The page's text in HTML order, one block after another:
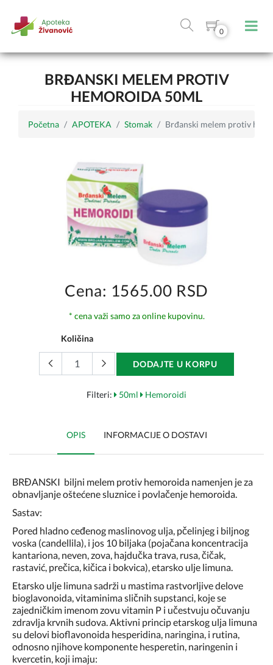
0
BRĐANSKI MELEM PROTIV
HEMOROIDA 50ML
Početna APOTEKA Stomak Brđanski melem protiv
Cena: 1565.00 RSD
* cena važi samo za online kupovinu.
Količina
DODAJTE U KORPU
Filteri: 50ml Hemoroidi
OPIS INFORMACIJE O DOSTAVI
BRĐANSKI biljni melem protiv hemoroida namenjen je za
obnavljanje oštećene sluznice i povlačenje hemoroida.
Sastav:
Pored hladno ceđenog maslinovog ulja, pčelinjeg i biljnog
voska (candellila), i jos 10 biljaka (pojačana koncentracija
kantariona, neven, zova, hajdučka trava, rusa, čičak,
rastavić, prečica, kičica i bokvica), etarsko ulje limuna.
Etarsko ulje limuna sadrži u mastima rastvorljive delove
bioglavonoida, vitaminima sličnih supstanci, koje se
zajedničkim imenom zovu vitamin P i učestvuju očuvanju
zdravlja krvnih sudova. Aktivni princip etarskog ulja limuna
su delovi bioflavonoida hesperidina, naringina, i rutina,
odnosno njihove komponente hesperetin, naringenin i
kvercetin, koji imaju: